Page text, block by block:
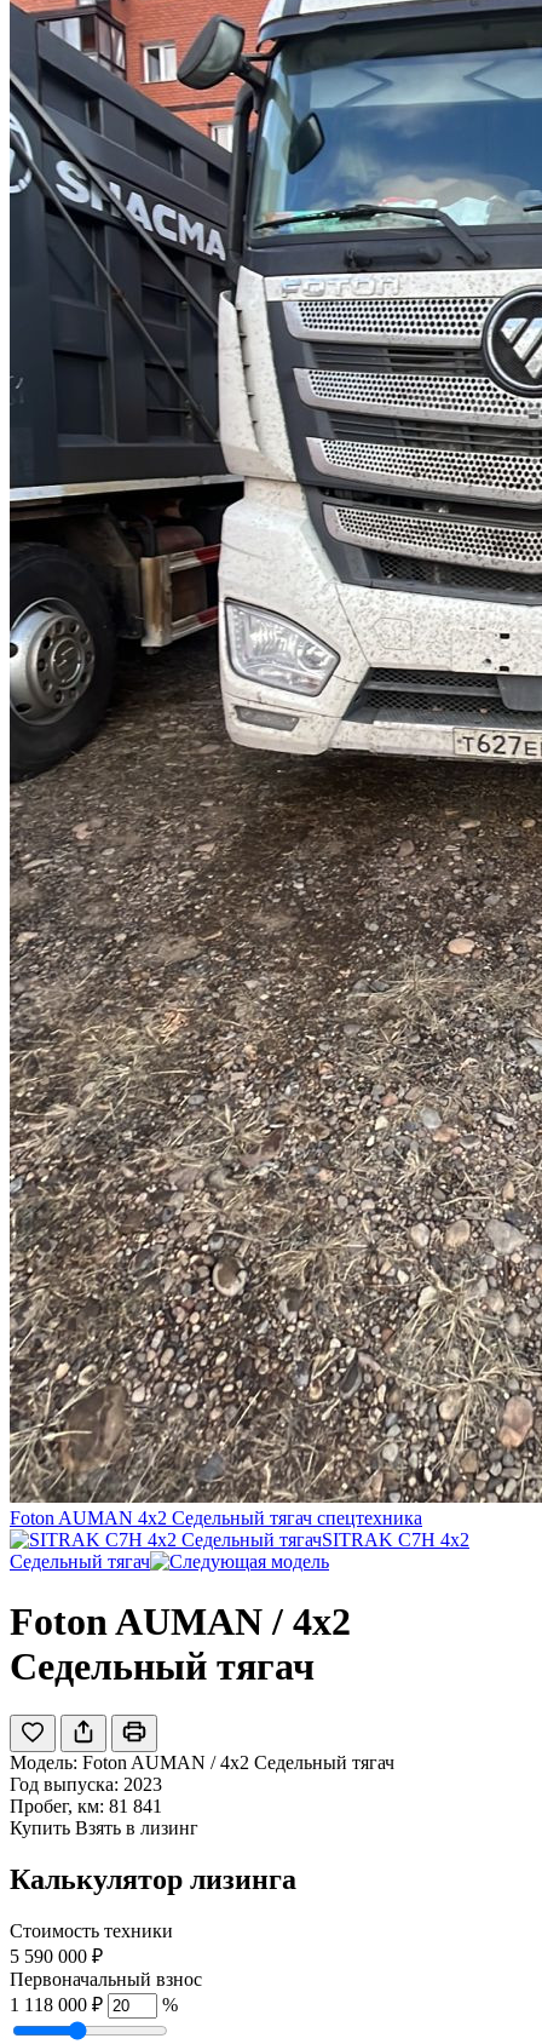
Foton AUMAN 4x2 Седельный тягач спецтехника
SITRAK C7H 4x2
Седельный тягач
Foton AUMAN / 4x2
Седельный тягач
Модель: Foton AUMAN / 4x2 Седельный тягач
Год выпуска: 2023
Пробег, км: 81 841
Купить Взять в лизинг
Калькулятор лизинга
Стоимость техники
5 590 000 ₽
Первоначальный взнос
1 118 000 ₽
%